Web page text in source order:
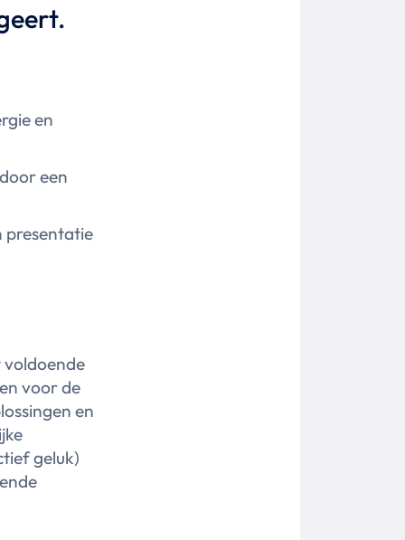
en
een
presentatie
voldoende
voor de
en
geluk)